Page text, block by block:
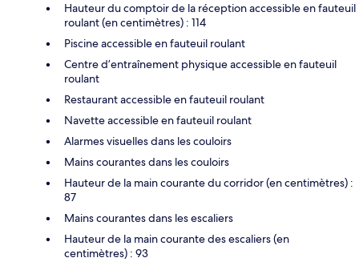
Hauteur du comptoir de la réception accessible en fauteuil
roulant (en centimètres) : 114
Piscine accessible en fauteuil roulant
Centre d’entraînement physique accessible en fauteuil
roulant
Restaurant accessible en fauteuil roulant
Navette accessible en fauteuil roulant
Alarmes visuelles dans les couloirs
Mains courantes dans les couloirs
Hauteur de la main courante du corridor (en centimètres) :
87
Mains courantes dans les escaliers
Hauteur de la main courante des escaliers (en
centimètres) : 93